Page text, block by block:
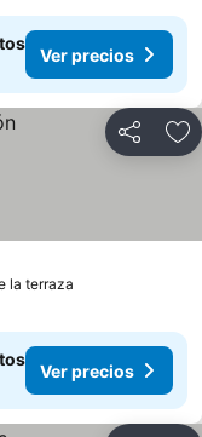
Ver precios
Compartir
la terraza
Ver precios